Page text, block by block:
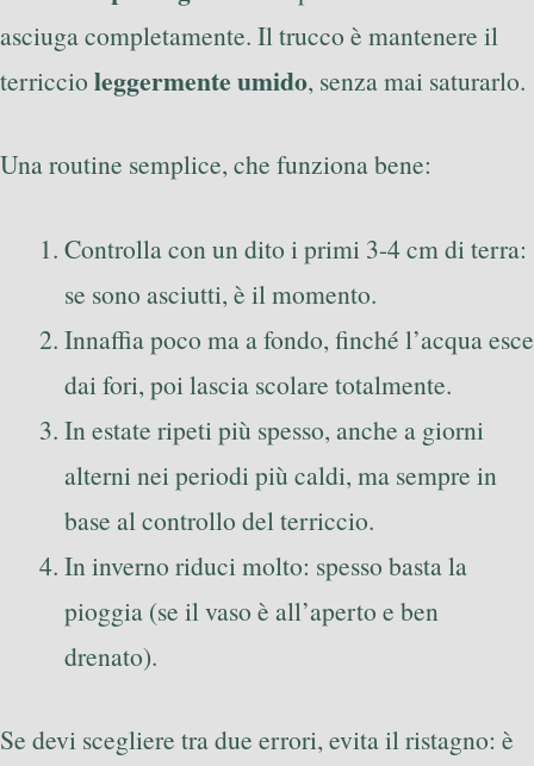
asciuga completamente. Il trucco è mantenere il
terriccio leggermente umido, senza mai saturarlo.
Una routine semplice, che funziona bene:
Controlla con un dito i primi 3-4 cm di terra:
se sono asciutti, è il momento.
Innaffia poco ma a fondo, finché l’acqua esce
dai fori, poi lascia scolare totalmente.
In estate ripeti più spesso, anche a giorni
alterni nei periodi più caldi, ma sempre in
base al controllo del terriccio.
In inverno riduci molto: spesso basta la
pioggia (se il vaso è all’aperto e ben
drenato).
Se devi scegliere tra due errori, evita il ristagno: è